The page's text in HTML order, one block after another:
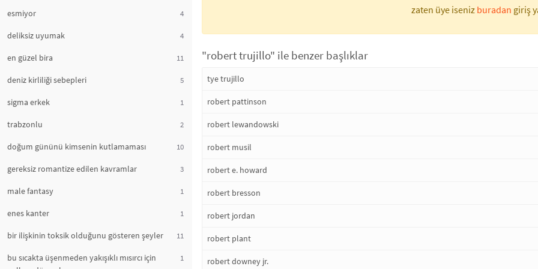
esmiyor 4
deliksiz uyumak 4
en güzel bira 11
deniz kirliliği sebepleri 5
sigma erkek 1
trabzonlu 2
doğum gününü kimsenin kutlamaması 10
gereksiz romantize edilen kavramlar 3
male fantasy 1
enes kanter 1
bir ilişkinin toksik olduğunu gösteren şeyler 11
bu sıcakta üşenmeden yakışıklı mısırcı için
1
zaten üye iseniz buradan giriş
"robert trujillo" ile benzer başlıklar
tye trujillo
robert pattinson
robert lewandowski
robert musil
robert e. howard
robert bresson
robert jordan
robert plant
robert downey jr.